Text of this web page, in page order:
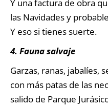
Y una factura de obra
las Navidades y
Y eso si tienes suerte.
4. Fauna salvaje
Garzas, ranas, jabalíes,
con más patas de las
salido de Parque